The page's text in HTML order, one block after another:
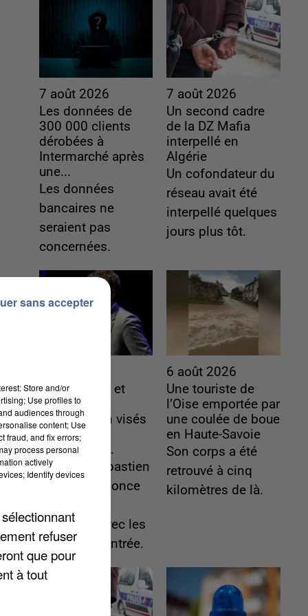
7 août 2026
Les données de
300 000 clients
dérobées à
Intermarché après
une...
Les données
bancaires ne
seraient pas
concernées.
7 août 2026
Un second cadre
de la DZ Mafia
interpellé en
Algérie
Un cofondateur du
réseau avait été
interpellé quelques
jours plus tôt.
Gabriel Attal et
Raphaël
Glucksmann visés
par des
ingérences...
Sollicité, Sébastien
Lecornu annonce
commun" avec les
partis à la rentrée.
6 août 2026
Une touriste de
l’Oise emportée par
une coulée de boue
en Haute-Savoie
Son corps a été
retrouvé à cinq
kilomètres de là.
Store and/or
Use profiles to
audiences through
content; Use
fraud, and fix errors;
process personal
actively
Identify devices
refuser
que pour
à tout
sans accepter